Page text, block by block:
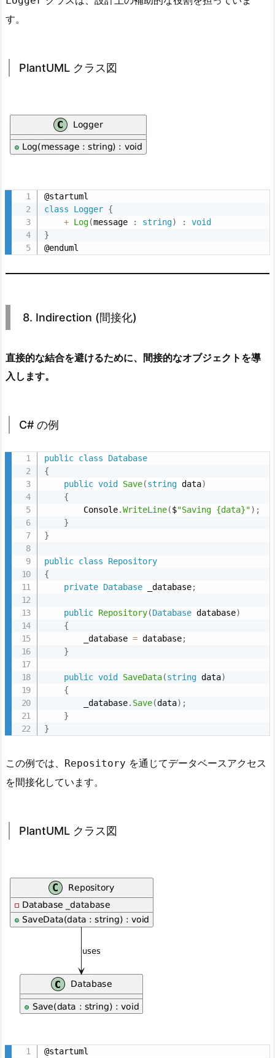
す。
PlantUML クラス図
class
Logger {
+ Log(message : string) :
void
}
@enduml
8. Indirection (間接化)
直接的な結合を避けるために、間接的なオブジェクトを導
入します。
C# の例
public class
Database
{
public void Save(string data)
{
        Console
.WriteLine($"Saving {data}") ;
}
}
public class
Repository
{
private Database _database;
public Repository(Database database)
{
        _database
= database;
}
public void SaveData(string data)
{
        _database
. Save(data) ;
}
}
この例では、 Repository を通じてデータベースアクセス
を間接化しています。
PlantUML クラス図